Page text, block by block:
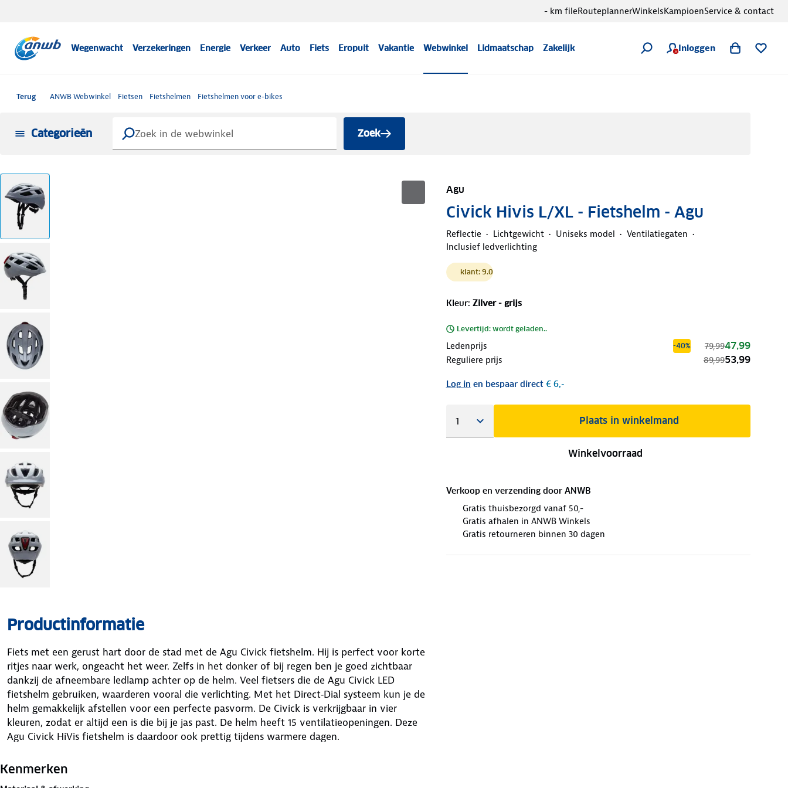
Wegenwacht Verzekeringen Energie Verkeer Auto Fiets Eropuit Vakantie Webwinkel Lidmaatschap Zakelijk Inloggen
- km fileRouteplannerWinkelsKampioenService & contact
Terug ANWB Webwinkel Fietsen Fietshelmen Fietshelmen voor e-bikes
Categorieën Zoek
Agu
Civick Hivis L/XL - Fietshelm - Agu
Reflectie Lichtgewicht Uniseks model
Ventilatiegaten
Inclusief ledverlichting
klant: 9.0
Kleur: Zilver - grijs
Levertijd: wordt geladen..
Ledenprijs -40% 79,9947,99
Reguliere prijs 89,9953,99
Log in en bespaar direct€ 6,-
Plaats in winkelmand
Winkelvoorraad
Verkoop en verzending door ANWB
Gratis thuisbezorgd vanaf 50,-
Gratis afhalen in ANWB Winkels
Gratis retourneren binnen 30 dagen
Productinformatie
Fiets met een gerust hart door de stad met de Agu Civick fietshelm. Hij is perfect voor korte
ritjes naar werk, ongeacht het weer. Zelfs in het donker of bij regen ben je goed zichtbaar
dankzij de afneembare ledlamp achter op de helm. Veel fietsers die de Agu Civick LED
fietshelm gebruiken, waarderen vooral die verlichting. Met het Direct‑Dial systeem kun je de
helm gemakkelijk afstellen voor een perfecte pasvorm. De Civick is verkrijgbaar in vier
kleuren, zodat er altijd een is die bij je jas past. De helm heeft 15 ventilatieopeningen. Deze
Agu Civick HiVis fietshelm is daardoor ook prettig tijdens warmere dagen.
De Civick helm is licht en sterk. De binnen‑ en buitenlaag van de helm zijn aan elkaar
Kenmerken